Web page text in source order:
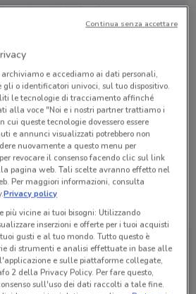
o nazionali. Verifica l’accuratezza
GALERIA
e accediamo ai dati personali,
o identificatori univoci, sul tuo dispositivo.
le tecnologie di tracciamento affinché
alla voce "Noi e i nostri partner trattiamo i
cui queste tecnologie dovessero essere
e annunci visualizzati potrebbero non
nuovamente a questo menu per
revocare il consenso facendo clic sul link
pagina web. Tali scelte avranno effetto nel
Per maggiori informazioni, consulta
Privacy policy
più vicine ai tuoi bisogni: Utilizzando
inserzioni e offerte per i tuoi acquisti
gusti e al tuo mondo. Tutto questo è
di strumenti e analisi effettuate in base alle
e sulle piattaforme collegate,
2 della Privacy Policy. Per fare questo,
sull'uso dei dati raccolti a tale fine.
Continua senza accettare